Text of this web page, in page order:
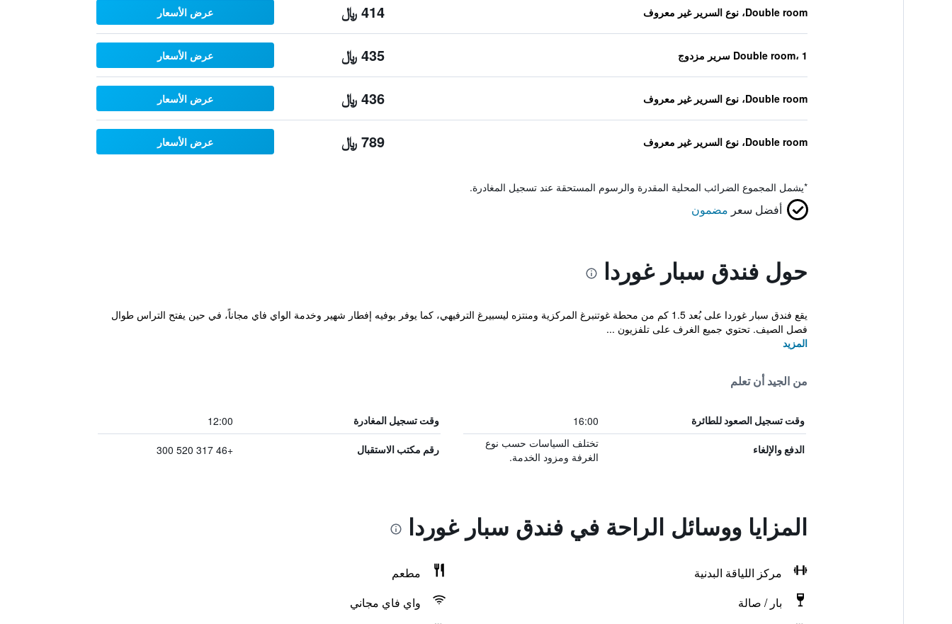
Double room، نوع السرير غير معروف 414 ﷼ عرض الأسعار
Double room، 1 سرير مزدوج 435 ﷼ عرض الأسعار
Double room، نوع السرير غير معروف 436 ﷼ عرض الأسعار
Double room، نوع السرير غير معروف 789 ﷼ عرض الأسعار
*يشمل المجموع الضرائب المحلية المقدرة والرسوم المستحقة عند تسجيل المغادرة.
أفضل سعر مضمون
حول فندق سبار غوردا
يقع فندق سبار غوردا على بُعد 1.5 كم من محطة غوتنبرغ المركزية ومنتزه ليسبيرغ الترفيهي، كما يوفر بوفيه إفطار شهير وخدمة الواي فاي مجاناً، في حين يفتح التراس طوال
فصل الصيف. تحتوي جميع الغرف على تلفزيون ...
المزيد
من الجيد أن تعلم
وقت تسجيل الصعود للطائرة 16:00 وقت تسجيل المغادرة 12:00
الدفع والإلغاء
تختلف السياسات حسب نوع
الغرفة ومزود الخدمة.
رقم مكتب الاستقبال +46 317 520 300
المزايا ووسائل الراحة في فندق سبار غوردا
مركز اللياقة البدنية
مطعم
بار / صالة
واي فاي مجاني